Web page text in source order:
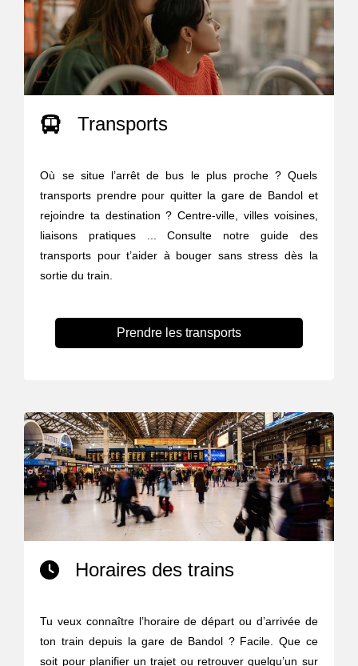
Transports
Où se situe l’arrêt de bus le plus proche ? Quels
transports prendre pour quitter la gare de Bandol et
rejoindre ta destination ? Centre-ville, villes voisines,
liaisons pratiques ... Consulte notre guide des
transports pour t’aider à bouger sans stress dès la
sortie du train.
Prendre les transports
Horaires des trains
Tu veux connaître l’horaire de départ ou d’arrivée de
ton train depuis la gare de Bandol ? Facile. Que ce
soit pour planifier un trajet ou retrouver quelqu’un sur